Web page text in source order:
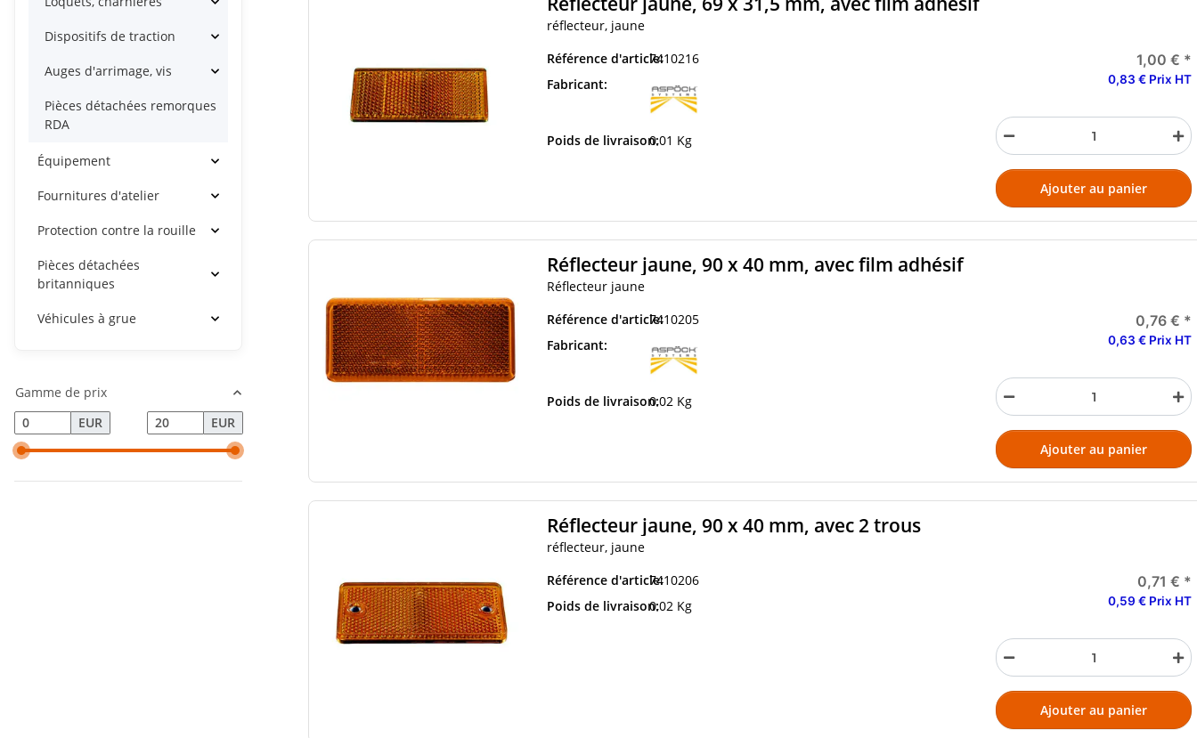
réflecteur, jaune
Référence d'article:7410216
Fabricant:
Poids de livraison:0,01 Kg
1,00 € *
0,83 € Prix HT
Ajouter au panier
Réflecteur jaune, 90 x 40 mm, avec film adhésif
Réflecteur jaune
Référence d'article:7410205
Fabricant:
Poids de livraison:0,02 Kg
0,76 € *
0,63 € Prix HT
Ajouter au panier
Réflecteur jaune, 90 x 40 mm, avec 2 trous
réflecteur, jaune
Référence d'article:7410206
Poids de livraison:0,02 Kg
0,71 € *
0,59 € Prix HT
Ajouter au panier
Dispositifs de traction
Auges d'arrimage, vis
Pièces détachées remorques
RDA
Équipement
Fournitures d'atelier
Protection contre la rouille
Pièces détachées
britanniques
Véhicules à grue
Gamme de prix
EUR
EUR